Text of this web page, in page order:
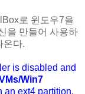
로 윈도우7을
을 만들어 사용하
온다.
is disabled and
Win7
an ext4 partition.